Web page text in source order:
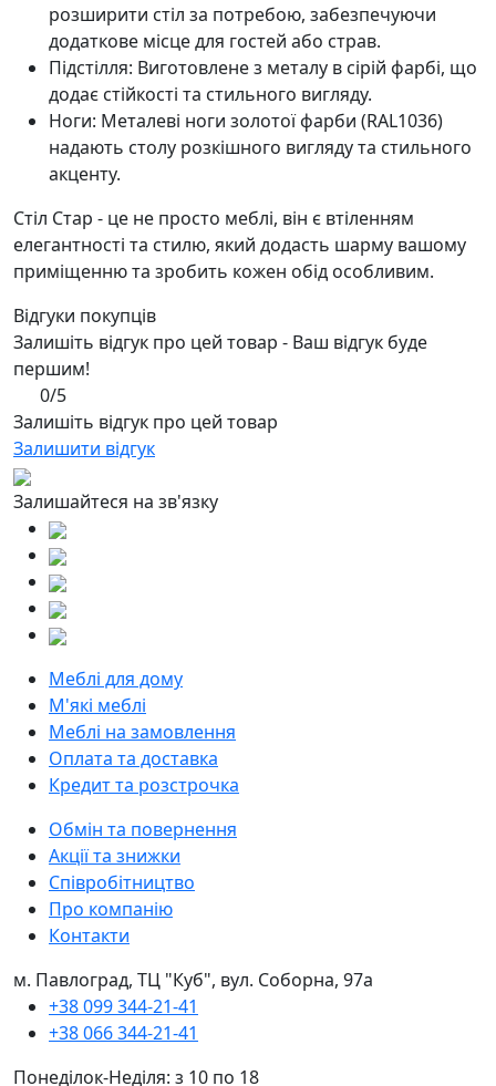
розширити стіл за потребою, забезпечуючи
додаткове місце для гостей або страв.
Підстілля: Виготовлене з металу в сірій фарбі, що
додає стійкості та стильного вигляду.
Ноги: Металеві ноги золотої фарби (RAL1036)
надають столу розкішного вигляду та стильного
акценту.
Стіл Стар - це не просто меблі, він є втіленням
елегантності та стилю, який додасть шарму вашому
приміщенню та зробить кожен обід особливим.
Відгуки покупців
Залишіть відгук про цей товар - Ваш відгук буде
першим!
0/5
Залишіть відгук про цей товар
Залишити відгук
Залишайтеся на зв'язку
Меблі для дому
М'які меблі
Меблі на замовлення
Оплата та доставка
Кредит та розстрочка
Обмін та повернення
Акції та знижки
Співробітництво
Про компанію
Контакти
м. Павлоград, ТЦ "Куб", вул. Соборна, 97а
+38 099 344-21-41
+38 066 344-21-41
Понеділок-Неділя: з 10 по 18